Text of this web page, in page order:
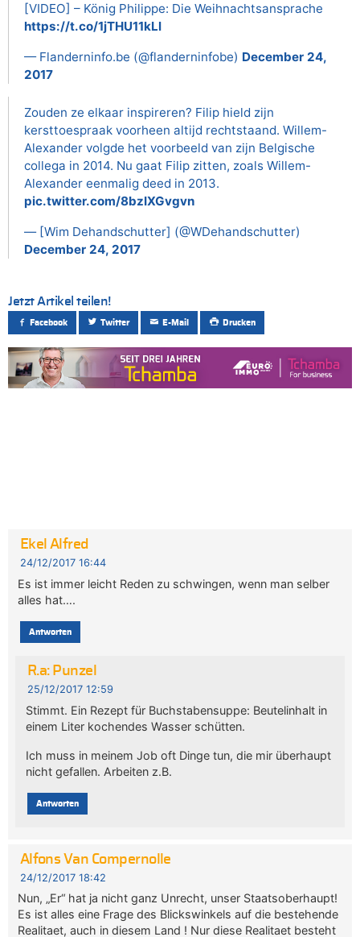
[VIDEO] – König Philippe: Die Weihnachtsansprache
https://t.co/1jTHU11kLl
— Flanderninfo.be (@flanderninfobe) December 24,
2017
Zouden ze elkaar inspireren? Filip hield zijn
kersttoespraak voorheen altijd rechtstaand. Willem-
Alexander volgde het voorbeeld van zijn Belgische
collega in 2014. Nu gaat Filip zitten, zoals Willem-
Alexander eenmalig deed in 2013.
pic.twitter.com/8bzIXGvgvn
— [Wim Dehandschutter] (@WDehandschutter)
December 24, 2017
Jetzt Artikel teilen!
Facebook Twitter E-Mail Drucken
Ekel Alfred
24/12/2017 16:44
Es ist immer leicht Reden zu schwingen, wenn man selber
alles hat….
Antworten
R.a: Punzel
25/12/2017 12:59
Stimmt. Ein Rezept für Buchstabensuppe: Beutelinhalt in
einem Liter kochendes Wasser schütten.
Ich muss in meinem Job oft Dinge tun, die mir überhaupt
nicht gefallen. Arbeiten z.B.
Antworten
Alfons Van Compernolle
24/12/2017 18:42
Nun, „Er“ hat ja nicht ganz Unrecht, unser Staatsoberhaupt!
Es ist alles eine Frage des Blickswinkels auf die bestehende
Realitaet, auch in diesem Land ! Nur diese Realitaet besteht